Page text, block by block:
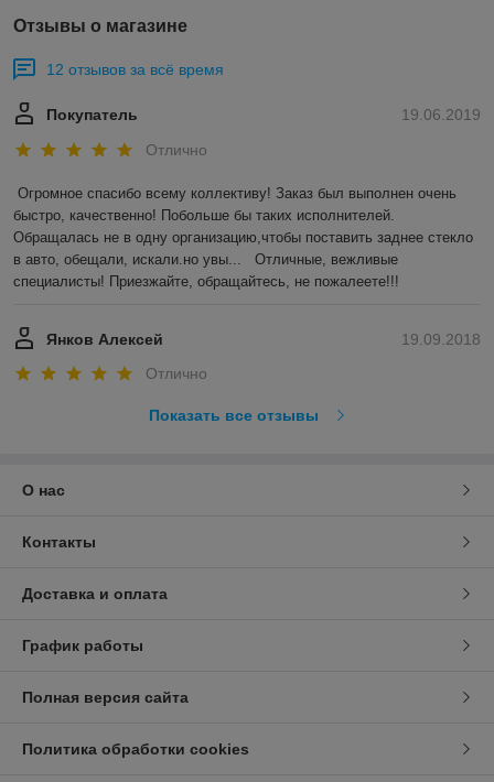
Отзывы о магазине
12 отзывов за всё время
19.06.2019
Покупатель
Отлично
Огромное спасибо всему коллективу! Заказ был выполнен очень
быстро, качественно! Побольше бы таких исполнителей.
Обращалась не в одну организацию,чтобы поставить заднее стекло
в авто, обещали, искали.но увы...   Отличные, вежливые
специалисты! Приезжайте, обращайтесь, не пожалеете!!!
19.09.2018
Янков Алексей
Отлично
Показать все отзывы
О нас
Контакты
Доставка и оплата
График работы
Полная версия сайта
Политика обработки cookies